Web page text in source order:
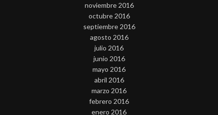
noviembre 2016
octubre 2016
septiembre 2016
agosto 2016
julio 2016
junio 2016
mayo 2016
abril 2016
marzo 2016
febrero 2016
enero 2016